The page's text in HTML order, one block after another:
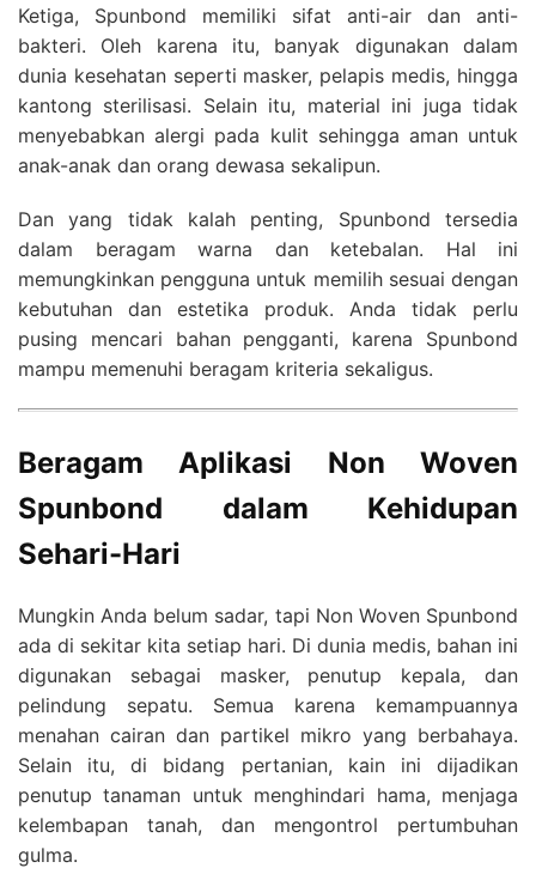
Ketiga, Spunbond memiliki sifat anti-air dan anti-
bakteri. Oleh karena itu, banyak digunakan dalam
dunia kesehatan seperti masker, pelapis medis, hingga
kantong sterilisasi. Selain itu, material ini juga tidak
menyebabkan alergi pada kulit sehingga aman untuk
anak-anak dan orang dewasa sekalipun.
Dan yang tidak kalah penting, Spunbond tersedia
dalam beragam warna dan ketebalan. Hal ini
memungkinkan pengguna untuk memilih sesuai dengan
kebutuhan dan estetika produk. Anda tidak perlu
pusing mencari bahan pengganti, karena Spunbond
mampu memenuhi beragam kriteria sekaligus.
Beragam Aplikasi Non Woven
Spunbond dalam Kehidupan
Sehari-Hari
Mungkin Anda belum sadar, tapi Non Woven Spunbond
ada di sekitar kita setiap hari. Di dunia medis, bahan ini
digunakan sebagai masker, penutup kepala, dan
pelindung sepatu. Semua karena kemampuannya
menahan cairan dan partikel mikro yang berbahaya.
Selain itu, di bidang pertanian, kain ini dijadikan
penutup tanaman untuk menghindari hama, menjaga
kelembapan tanah, dan mengontrol pertumbuhan
gulma.